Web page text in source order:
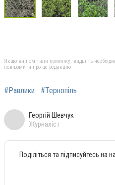
Якщо ви помітили помилку, виділіть
повідомити про це редакцію
#Равлики #Тернопіль
Георгій Шевчук
Журналіст
Поділіться та підписуйтесь на